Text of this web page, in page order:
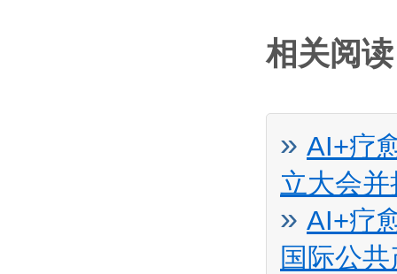
相关阅
» AI+疗
立大会
» AI+疗
国际公共